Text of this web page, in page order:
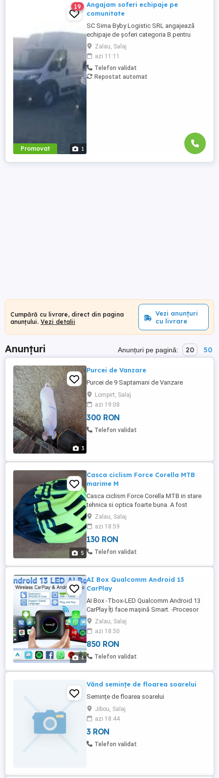
Promovat 1
19
Angajam soferi echipaje pe
comunitate
SC Sima Byby Logistic SRL angajează
echipaje de șoferi categoria B pentru
transport internațional (comunitate)!
Căutăm echipaje formate din 2 șoferi,
posesori ai permisului categoria B, pentru
transport internațional de marfă. Oferim:
Salariu între 1.800 și 2.200 Program: 2 luni
Zalau, Salaj
azi 11:11
Telefon validat
Repostat automat
Cumpără cu livrare, direct din pagina
anunțului. Vezi detalii
Vezi anunțuri
cu livrare
Anunțuri Anunțuri pe pagină: 20 50
3
Purcei de Vanzare
Purcei de 9 Saptamani de Vanzare
Lompirt, Salaj
azi 19:08
300 RON
Telefon validat
5
Casca ciclism Force Corella MTB
marime M
Casca ciclism Force Corella MTB in stare
tehnica si optica foarte buna. A fost
purtata foarte putin. Marime: M.
Tehnologie In-Mold 24 fante aerisire
Elemente reflectorizante Sistem fixare
ajustabil Burete sub barbie Dimensiune
57-61 cm. Greutate 225 grame Suport
Zalau, Salaj
azi 18:59
130 RON
Telefon validat
1
AI Box Qualcomm Android 13
CarPlay
AI Box -Tbox-LED Qualcomm Android 13
CarPlay Îți face mașină Smart. -Procesor
Qualcomm SM6225, suporta Cartela SIM,
hotspot-ul telefonului WiFi pentru retea.
suporta WiFi dual band 2.4Ghz & 5.8Ghz
Bluetooth 4.2 & 5.0 8 GB RAM + 128 GB
memorie ROM, accepta card SD cu
Zalau, Salaj
azi 18:50
850 RON
Telefon validat
Vând semințe de floarea soarelui
Semințe de floarea soarelui
Jibou, Salaj
azi 18:44
3 RON
Telefon validat